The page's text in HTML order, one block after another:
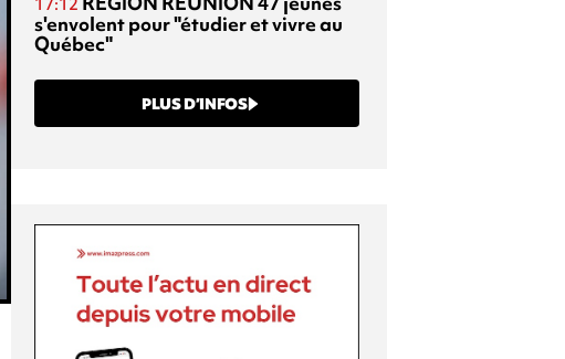
s'envolent pour "étudier et vivre au
Québec"
PLUS D’INFOS